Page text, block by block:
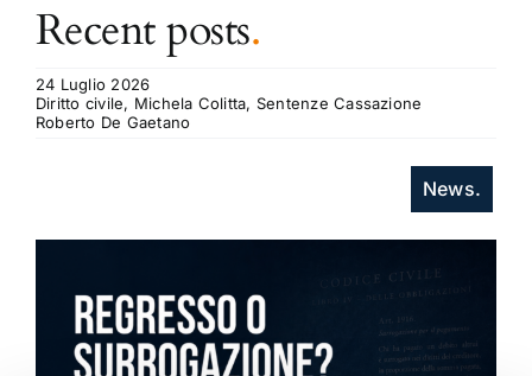
Recent posts.
24 Luglio 2026
Diritto civile, Michela Colitta, Sentenze Cassazione
Roberto De Gaetano
News.